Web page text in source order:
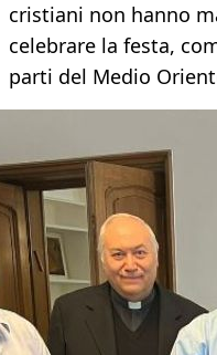
cristiani non hanno
celebrare la festa,
parti del Medio